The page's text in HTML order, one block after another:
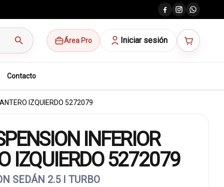
search Área Pro Iniciar sesión
Contacto
IZQUIERDO 5272079
INFERIOR
IZQUIERDO 5272079
SEDÁN 2.5 I TURBO